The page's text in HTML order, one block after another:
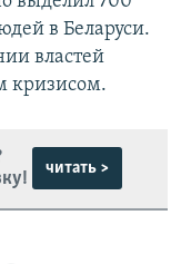
в Беларуси.
властей
кризисом.
читать >